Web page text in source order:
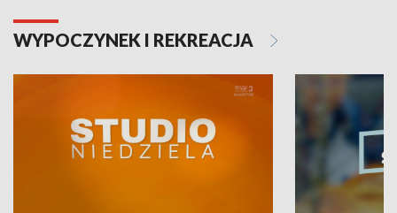
WYPOCZYNEK I REKREACJA